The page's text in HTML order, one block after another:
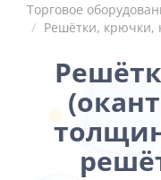
Торговое
Решётки, крючки,